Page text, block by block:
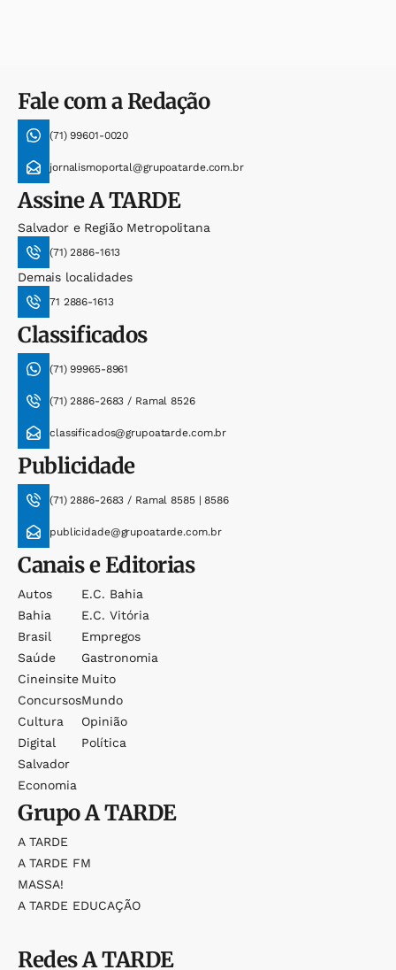
Fale com a Redação
(71) 99601-0020
jornalismoportal@grupoatarde.com.br
AssineA TARDE
Salvador e Região Metropolitana
(71) 2886-1613
Demais localidades
71 2886-1613
Classificados
(71) 99965-8961
(71) 2886-2683 / Ramal 8526
classificados@grupoatarde.com.br
Publicidade
(71) 2886-2683 / Ramal 8585 | 8586
publicidade@grupoatarde.com.br
Canais e Editorias
Autos
Bahia
Brasil
Saúde
Cineinsite
Concursos
Cultura
Digital
Salvador
Economia
E.c. Bahia
E.c. Vitória
Empregos
Gastronomia
Muito
Mundo
Opinião
Política
GrupoA TARDE
A TARDE
A TARDE FM
MASSA!
A TARDE EDUCAÇÃO
RedesA TARDE